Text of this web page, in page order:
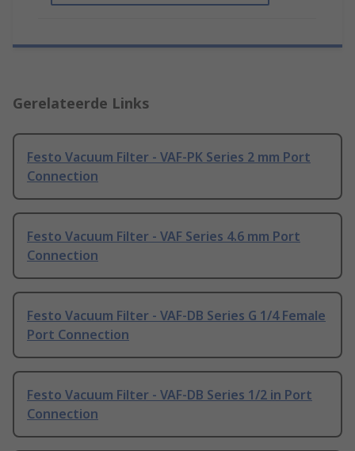
Gerelateerde Links
Festo Vacuum Filter - VAF-PK Series 2 mm Port
Connection
Festo Vacuum Filter - VAF Series 4.6 mm Port
Connection
Festo Vacuum Filter - VAF-DB Series G 1/4 Female
Port Connection
Festo Vacuum Filter - VAF-DB Series 1/2 in Port
Connection